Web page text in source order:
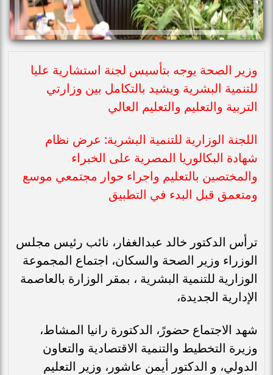
وزير الصحة يوجه بتأسيس لجنة استشارية عليا
للتنمية البشرية ويشيد بالتكامل بين وزارتي
التربية والتعليم والتعليم العالي
اللجنة الوزارية للتنمية البشرية: عرض نظام
شهادة البكالوريا المصرية على الخبراء
والمختصين بالتعليم واجراء حوار مجتمعي موسع
ومتعمق قبل البدء في التطبيق
ترأس الدكتور خالد عبدالغفار، نائب رئيس مجلس
الوزراء وزير الصحة والسكان، اجتماع المجموعة
الوزارية للتنمية البشرية ، بمقر الوزارة بالعاصمة
الإدارية الجديدة،
شهد الاجتماع حضورً، الدكتورة رانيا المشاط،
وزيرة التخطيط والتنمية الاقتصادية والتعاون
الدولي، و الدكتور أيمن عاشور، وزير التعليم